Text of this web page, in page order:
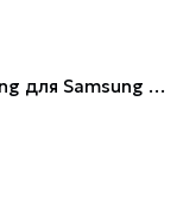
Ударопрочный чехол Pathfinder Ring для Samsung Galaxy A04 Army Green